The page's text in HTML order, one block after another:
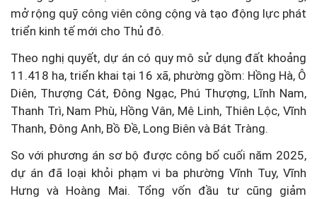
mở rộng quỹ công viên công cộng và tạo động lực phát
triển kinh tế mới cho Thủ đô.
Theo nghị quyết, dự án có quy mô sử dụng đất khoảng
11.418 ha, triển khai tại 16 xã, phường gồm: Hồng Hà, Ô
Diên, Thượng Cát, Đông Ngạc, Phú Thượng, Lĩnh Nam,
Thanh Trì, Nam Phù, Hồng Vân, Mê Linh, Thiên Lộc, Vĩnh
Thanh, Đông Anh, Bồ Đề, Long Biên và Bát Tràng.
So với phương án sơ bộ được công bố cuối năm 2025,
dự án đã loại khỏi phạm vi ba phường Vĩnh Tuy, Vĩnh
Hưng và Hoàng Mai. Tổng vốn đầu tư cũng giảm